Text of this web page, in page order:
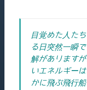
目覚めた人た
る日突然一瞬
解があります
いエネルギー
かに飛ぶ飛行